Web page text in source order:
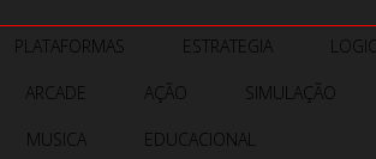
PLATAFORMAS ESTRATEGIA
ARCADE AÇÃO SIMULAÇÃO
MUSICA EDUCACIONAL